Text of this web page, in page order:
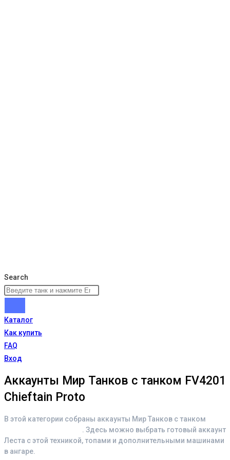
Search
Каталог
Как купить
FAQ
Вход
Аккаунты Мир Танков с танком FV4201
Chieftain Proto
В этой категории собраны аккаунты Мир Танков с танком
. Здесь можно выбрать готовый аккаунт
Леста с этой техникой, топами и дополнительными машинами
в ангаре.